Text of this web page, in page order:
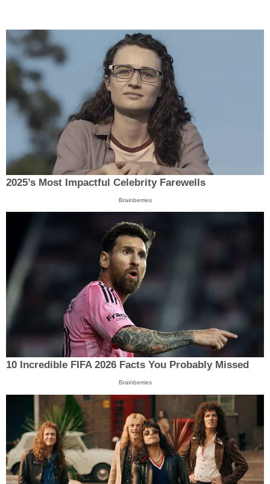
2025’s Most Impactful Celebrity Farewells
Brainberries
10 Incredible FIFA 2026 Facts You Probably Missed
Brainberries